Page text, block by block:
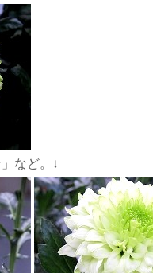
など。↓